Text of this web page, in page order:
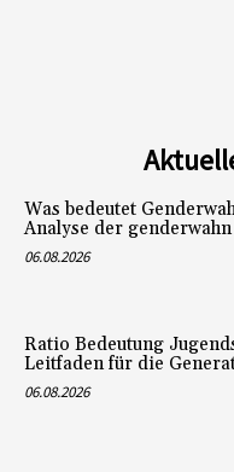
Was bedeutet
Analyse der
06.08.2026
Ratio Bedeutung
Leitfaden für die
06.08.2026